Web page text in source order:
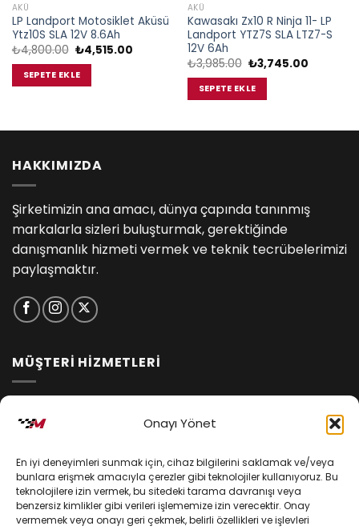
Onayı Yönet
En iyi deneyimleri sunmak için, cihaz bilgilerini saklamak ve/veya
bunlara erişmek amacıyla çerezler gibi teknolojiler kullanıyoruz. Bu
teknolojilere izin vermek, bu sitedeki tarama davranışı veya
benzersiz kimlikler gibi verileri işlememize izin verecektir. Onay
vermemek veya onayı geri çekmek, belirli özellikleri ve işlevleri
AKÜ
LP Landport Motosiklet Aküsü
Ytz10S SLA 12V 8.6Ah
₺4,800.00 Orijinal
fiyat:
₺4,800.00.
₺4,515.00Şu
SEPETE EKLE
AKÜ
Kawasakı Zx10 R Ninja 11- LP
Landport YTZ7S SLA LTZ7-S
12V 6Ah
₺3,985.00 Orijinal
fiyat:
₺3,985.00.
₺3,745.00Şu
SEPETE EKLE
HAKKIMIZDA
Şirketimizin ana amacı, dünya çapında tanınmış
markalarla sizleri buluşturmak, gerektiğinde
danışmanlık hizmeti vermek ve teknik tecrübelerimizi
paylaşmaktır.
MÜŞTERİ HİZMETLERİ
Kişisel Verilerin Korunması
Mesafeli Satış Sözleşmesi